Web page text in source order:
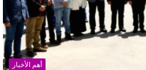
أهم الأخبار